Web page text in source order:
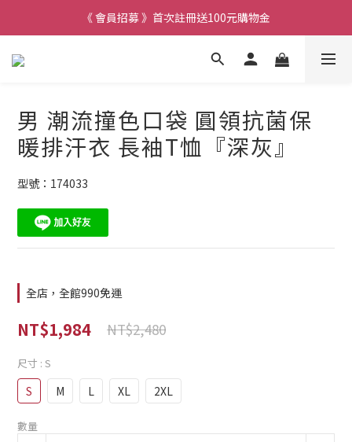
《 會員招募 》首次註冊送100元購物金
男 潮流撞色口袋 圓領抗菌保
暖排汗衣 長袖T恤『深灰』
型號：174033
全店，全館990免運
NT$1,984 NT$2,480
尺寸 : S
S M L XL 2XL
數量